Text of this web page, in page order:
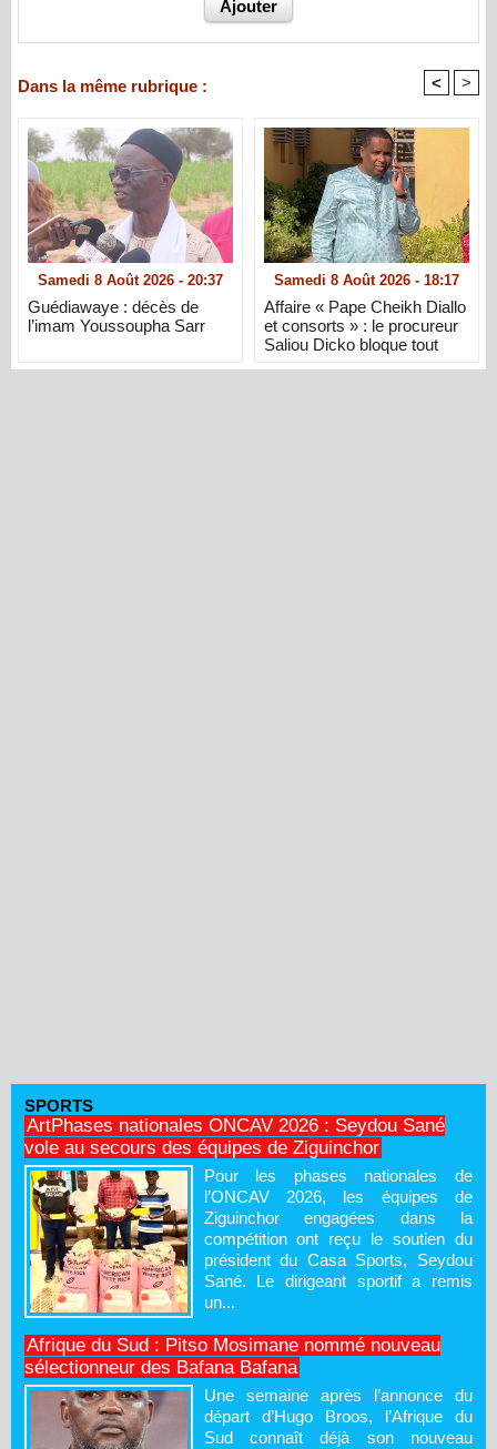
Dans la même rubrique : < >
Samedi 8 Août 2026 - 20:37
Guédiawaye : décès de
l’imam Youssoupha Sarr
Samedi 8 Août 2026 - 18:17
Affaire « Pape Cheikh Diallo
et consorts » : le procureur
Saliou Dicko bloque tout
SPORTS
ArtPhases nationales ONCAV 2026 : Seydou Sané
vole au secours des équipes de Ziguinchor
Pour les phases nationales de
l’ONCAV 2026, les équipes de
Ziguinchor engagées dans la
compétition ont reçu le soutien du
président du Casa Sports, Seydou
Sané. Le dirigeant sportif a remis
un...
Afrique du Sud : Pitso Mosimane nommé nouveau
sélectionneur des Bafana Bafana
Une semaine après l’annonce du
départ d’Hugo Broos, l’Afrique du
Sud connaît déjà son nouveau